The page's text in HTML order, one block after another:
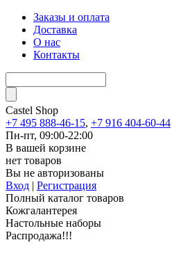
Заказы и оплата
Доставка
О нас
Контакты
Castel Shop
+7 495 888-46-15, +7 916 404-60-44
Пн-пт, 09:00-22:00
В вашей корзине
нет товаров
Вы не авторизованы
Вход | Регистрация
Полный каталог товаров
Кожгалантерея
Настольные наборы
Распродажа!!!